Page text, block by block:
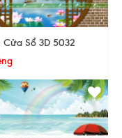
Cửa Sổ 3D 5032